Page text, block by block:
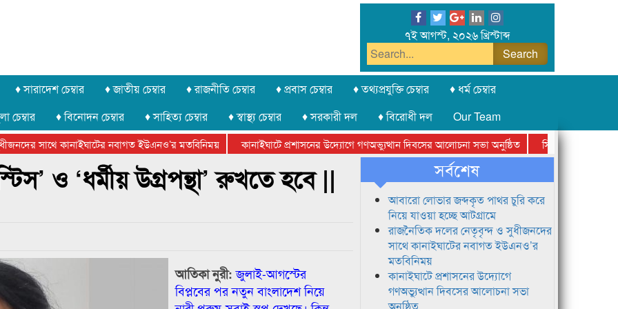
৭ই আগস্ট, ২০২৬ খ্রিস্টাব্দ
♦ সারাদেশ চেম্বার ♦ জাতীয় চেম্বার ♦ রাজনীতি চেম্বার ♦ প্রবাস চেম্বার ♦ তথ্যপ্রযুক্তি চেম্বার
♦ ধর্ম চেম্বার
চেম্বার ♦ বিনোদন চেম্বার ♦ সাহিত্য চেম্বার ♦ স্বাস্থ্য চেম্বার ♦ সরকারী দল ♦ বিরোধী দল
Our Team
সাথে কানাইঘাটের নবাগত ইউএনও’র মতবিনিময় কানাইঘাটে প্রশাসনের উদ্যোগে গণঅভ্যুত্থান দিবসের আলোচনা সভা অনুষ্ঠিত
সিলেট অনলাইন
বিভাগীয় অভিনয় কর্মশালা সম্পন্ন
ও ‘ধর্মীয় উগ্রপন্থা’ রুখতে হবে ||
আতিকা নুরী:জুলাই-আগস্টের
বিপ্লবের পর নতুন বাংলাদেশ নিয়ে
সর্বশেষ
আবারো লোভার জব্দকৃত পাথর চুরি করে
নিয়ে যাওয়া হচ্ছে আটগ্রামে
রাজনৈতিক দলের নেতৃবৃন্দ ও সুধীজনদের
সাথে কানাইঘাটের নবাগত ইউএনও’র
মতবিনিময়
কানাইঘাটে প্রশাসনের উদ্যোগে
গণঅভ্যুত্থান দিবসের আলোচনা সভা